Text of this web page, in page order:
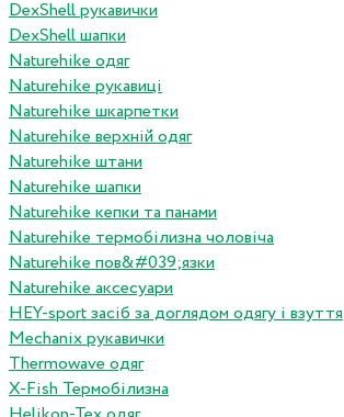
DexShell рукавички
DexShell шапки
Naturehike одяг
Naturehike рукавиці
Naturehike шкарпетки
Naturehike верхній одяг
Naturehike штани
Naturehike шапки
Naturehike кепки та панами
Naturehike термобілизна чоловіча
Naturehike пов&#039;язки
Naturehike аксесуари
HEY-sport засіб за доглядом одягу і взуття
Mechanix рукавички
Thermowave одяг
X-Fish Термобілизна